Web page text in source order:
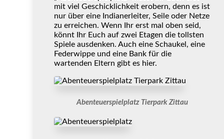
mit viel Geschicklichkeit erobern, denn es ist
nur über eine Indianerleiter, Seile oder Netze
zu erreichen. Wenn Ihr erst mal oben seid,
könnt Ihr Euch auf zwei Etagen die tollsten
Spiele ausdenken. Auch eine Schaukel, eine
Federwippe und eine Bank für die
wartenden Eltern gibt es hier.
Abenteuerspielplatz Tierpark Zittau